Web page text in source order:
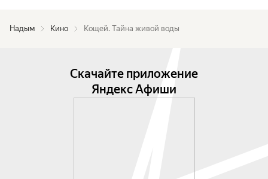
Надым Кино Кощей. Тайна живой воды
Скачайте приложение
Яндекс Афиши